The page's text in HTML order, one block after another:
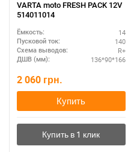
VARTA moto FRESH PACK 12V
514011014
Ёмкость: 14
Пусковой ток: 140
Схема выводов: R+
ДШВ (мм): 136*90*166
2 060 грн.
Купить